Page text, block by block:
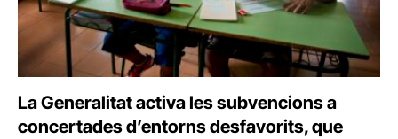
La Generalitat activa les subvencions a
concertades d’entorns desfavorits, que